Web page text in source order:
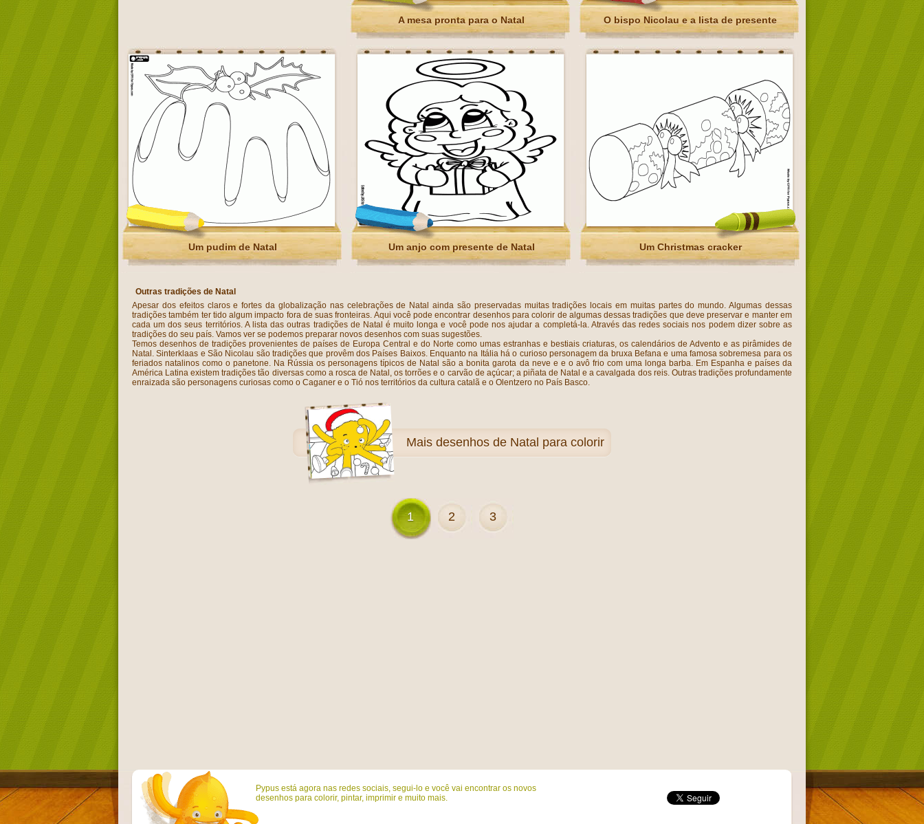
A mesa pronta para o Natal O bispo Nicolau e a lista de presente
Um pudim de Natal Um anjo com presente de Natal Um Christmas cracker
Outras tradições de Natal
Apesar dos efeitos claros e fortes da globalização nas celebrações de Natal ainda são preservadas muitas tradições locais em muitas partes do mundo. Algumas dessas
tradições também ter tido algum impacto fora de suas fronteiras. Aqui você pode encontrar desenhos para colorir de algumas dessas tradições que deve preservar e manter em
cada um dos seus territórios. A lista das outras tradições de Natal é muito longa e você pode nos ajudar a completá-la. Através das redes sociais nos podem dizer sobre as
tradições do seu país. Vamos ver se podemos preparar novos desenhos com suas sugestões.
Temos desenhos de tradições provenientes de países de Europa Central e do Norte como umas estranhas e bestiais criaturas, os calendários de Advento e as pirâmides de
Natal. Sinterklaas e São Nicolau são tradições que provêm dos Países Baixos. Enquanto na Itália há o curioso personagem da bruxa Befana e uma famosa sobremesa para os
feriados natalinos como o panetone. Na Rússia os personagens típicos de Natal são a bonita garota da neve e e o avô frio com uma longa barba. Em Espanha e países da
América Latina existem tradições tão diversas como a rosca de Natal, os torrões e o carvão de açúcar; a piñata de Natal e a cavalgada dos reis. Outras tradições profundamente
enraizada são personagens curiosas como o Caganer e o Tió nos territórios da cultura catalã e o Olentzero no País Basco.
Mais desenhos de Natal para colorir
1 2 3
Pypus está agora nas redes sociais, segui-lo e você vai encontrar os novos
desenhos para colorir, pintar, imprimir e muito mais.